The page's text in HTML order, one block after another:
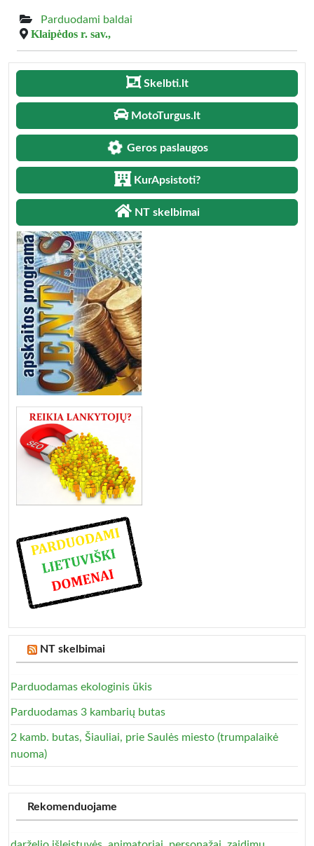
Parduodami baldai
Klaipėdos r. sav.,
Skelbti.lt
MotoTurgus.lt
Geros paslaugos
KurApsistoti?
NT skelbimai
NT skelbimai
Parduodamas ekologinis ūkis
Parduodamas 3 kambarių butas
2 kamb. butas, Šiauliai, prie Saulės miesto (trumpalaikė
nuoma)
Rekomenduojame